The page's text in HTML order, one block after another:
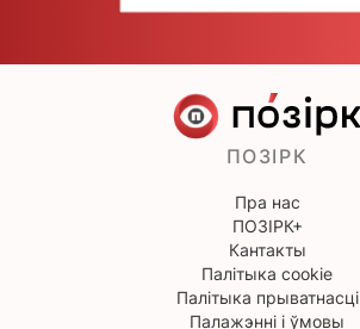
ПОЗІРК
Пра нас
ПОЗІРК+
Кантакты
Палітыка cookie
Палітыка прыватнасці
Палажэнні і ўмовы